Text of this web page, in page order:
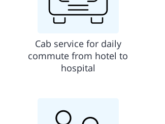
Cab service for daily
commute from hotel to
hospital